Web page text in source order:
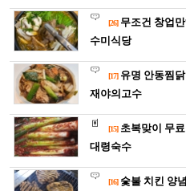
[26] 무조건 창업만하면
수미식당
[17] 유명 안동찜
재야의고수
[15] 초복맞이 무료 공개)
대령숙수
[16] 숯불 치킨 양념구